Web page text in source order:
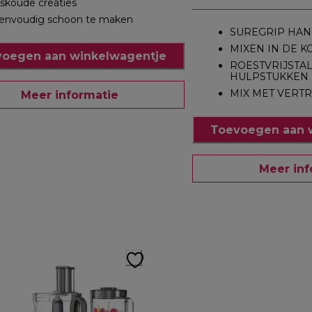
creaties
schoon te maken
aan winkelwagentje
Meer informatie
SUREGRIP
MIXEN IN DE
HULPSTUKKEN
MIX MET
Toevoegen aan
Meer